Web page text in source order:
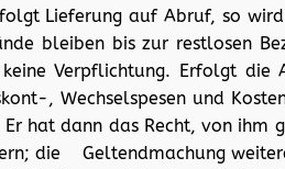
Lieferung auf Abruf, so
bleiben bis zur restlosen
Verpflichtung. Erfolgt
, Wechselspesen und
hat dann das Recht, von
die Geltendmachung